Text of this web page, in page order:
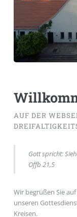
AUF DER
Gott spricht:
Offb 21,5
Wir begrüßen Sie
unseren
Kreisen.